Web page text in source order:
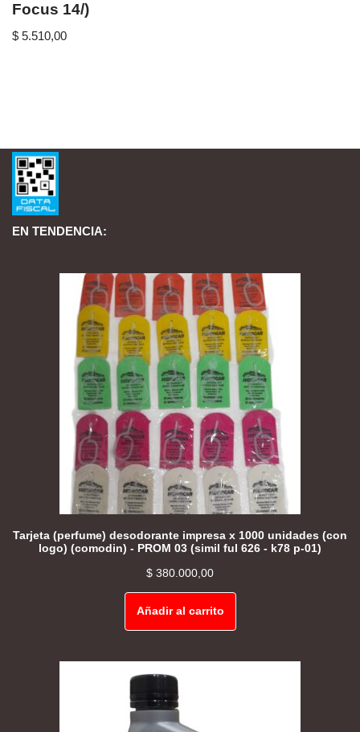
Focus 14/)
$ 5.510,00
EN TENDENCIA:
Tarjeta (perfume) desodorante impresa x 1000 unidades (con
logo) (comodin) - PROM 03 (simil ful 626 - k78 p-01)
$ 380.000,00
Añadir al carrito